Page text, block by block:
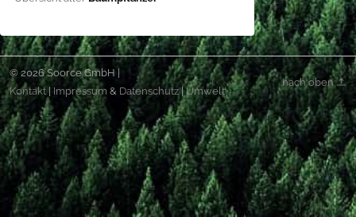
© 2026 Soorce GmbH |
Kontakt| Impressum & Datenschutz|Umwelt
nach oben